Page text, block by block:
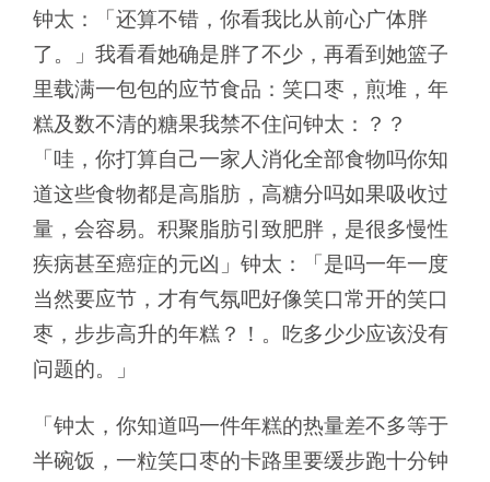
钟太：「还算不错，你看我比从前心广体胖
了。」我看看她确是胖了不少，再看到她篮子
里载满一包包的应节食品：笑口枣，煎堆，年
糕及数不清的糖果我禁不住问钟太：？？
「哇，你打算自己一家人消化全部食物吗你知
道这些食物都是高脂肪，高糖分吗如果吸收过
量，会容易。积聚脂肪引致肥胖，是很多慢性
疾病甚至癌症的元凶」钟太：「是吗一年一度
当然要应节，才有气氛吧好像笑口常开的笑口
枣，步步高升的年糕？！。吃多少少应该没有
问题的。」
「钟太，你知道吗一件年糕的热量差不多等于
半碗饭，一粒笑口枣的卡路里要缓步跑十分钟